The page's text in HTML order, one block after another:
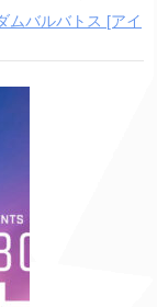
ムバルバトス [アイ